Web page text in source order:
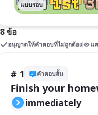
แบบรอบ
8 ข้อ
อนุญาตให้คำตอบที่ไม่ถูกต้อง แ
# 1 คำตอบสั้น
Finish your
immediately